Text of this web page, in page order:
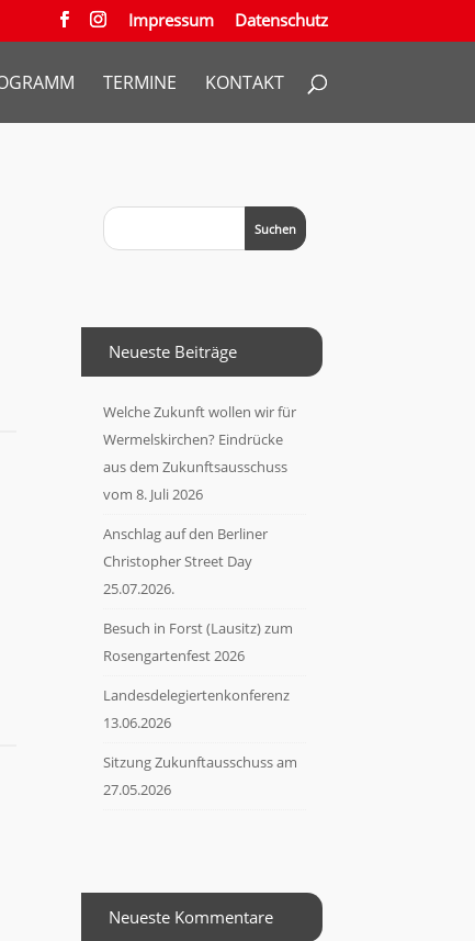
Impressum Datenschutz
TERMINE KONTAKT
Neueste Beiträge
Welche Zukunft wollen wir für
Wermelskirchen? Eindrücke
aus dem Zukunftsausschuss
vom 8. Juli 2026
Anschlag auf den Berliner
Christopher Street Day
25.07.2026.
Besuch in Forst (Lausitz) zum
Rosengartenfest 2026
Landesdelegiertenkonferenz
13.06.2026
Sitzung Zukunftausschuss am
27.05.2026
Neueste Kommentare